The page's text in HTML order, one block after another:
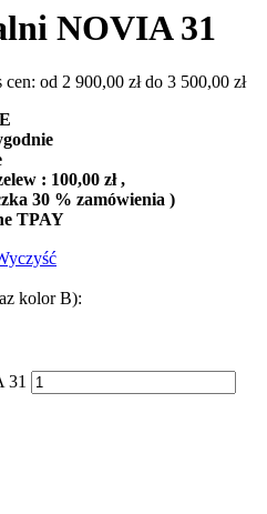
NOVIA 31
cen: od 2 900,00 zł do 3 500,00 zł
: 100,00 zł ,
30 % zamówienia )
TPAY
kolor B):
31